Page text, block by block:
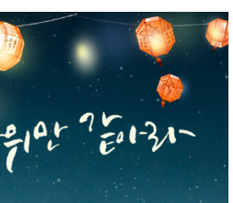
#기린 #아니 #토끼 #그림휴-소개해드린
는데요너무 기발하고 재미난곳이 많았는
장히 아쉬워요ㅠ너무너무 재밌긴했는데
)벽보는척 하면서 쉬는 디자이너클로징
은근처 **필드에 방문하여 저녁식사를 해
기 차돌볶음밥!최근에 먹어본 볶음밥중에
한다죠? (존맛탱구리)이상 2018 서울 디
.내년에도 신박하고 예쁜 디자인부스들 기
에 밤 늦게까지맛있게(?) 놀았답니다| 눈빛
태 (대표) |오늘 하루 수고 많으셨어요~우
러니까 식구들이라는 말도 나오구요!!이런
먹으니기분 전환으로 최고였습니다..자 이
자니?아.. 안잘거라고..? 술마신다구..? 알겠
..!!짠~! 아침이 밝았습니다^^지난밤에 도착
지고 깔끔한곳이었네요!!이 언니들 진짜 밤
안쓰러워서그림좀 그려줬습니다ㅎ_ㅎ| 이
방과 침대를다 놔두고이상한데 모여서 자